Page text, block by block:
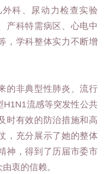
科、尿动力检查实验
产科特需病区、心电中
，学科整体实力不断增
的非典型性肺炎、流行
H1N1流感等突发性公共
时有效的防治措施和高
，充分展示了她的整体
神，得到了历届市委市
由衷的信赖。